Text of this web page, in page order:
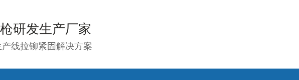
研发生产厂家
线拉铆紧固解决方案